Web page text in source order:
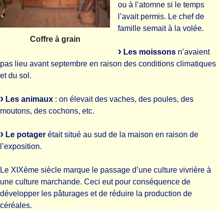
Coffre à grain
ou à l’atomne si le temps
l’avait permis. Le chef de
famille semait à la volée.
Les moissons n’avaient
pas lieu avant septembre en raison des conditions climatiques
et du sol.
Les animaux : on élevait des vaches, des poules, des
moutons, des cochons, etc.
Le potager était situé au sud de la maison en raison de
l’exposition.
Le XIXème siècle marque le passage d’une culture vivrière à
une culture marchande. Ceci eut pour conséquence de
développer les pâturages et de réduire la production de
céréales.